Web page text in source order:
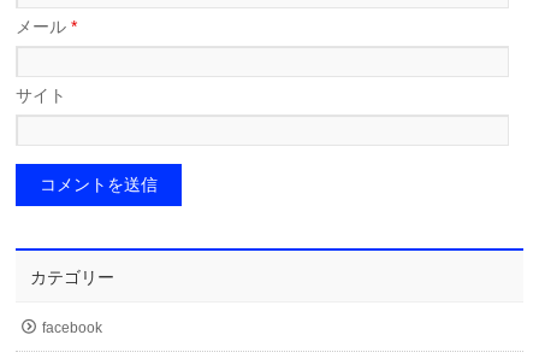
メール*
サイト
カテゴリー
facebook